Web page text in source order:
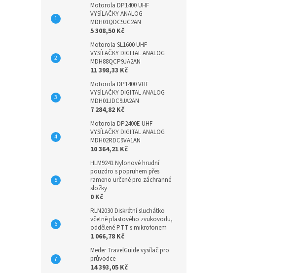
Motorola DP1400 UHF
VYSÍLAČKY ANALOG
MDH01QDC9JC2AN
5 308,50 Kč
Motorola SL1600 UHF
VYSÍLAČKY DIGITAL ANALOG
MDH88QCP9JA2AN
11 398,33 Kč
Motorola DP1400 VHF
VYSÍLAČKY DIGITAL ANALOG
MDH01JDC9JA2AN
7 284,82 Kč
Motorola DP2400E UHF
VYSÍLAČKY DIGITAL ANALOG
MDH02RDC9VA1AN
10 364,21 Kč
HLM9241 Nylonové hrudní
pouzdro s popruhem přes
rameno určené pro záchranné
složky
0 Kč
RLN2030 Diskrétní sluchátko
včetně plastového zvukovodu,
oddělené PTT s mikrofonem
1 066,78 Kč
Meder TravelGuide vysílač pro
průvodce
14 393,05 Kč